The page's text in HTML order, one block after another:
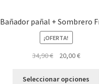
Bañador pañal + Sombrero
¡OFERTA!
34,90€
original
20,00€El
actual
Seleccionar opciones